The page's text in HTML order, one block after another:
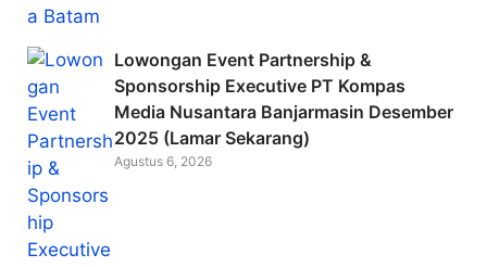
Lowongan Event Partnership &
Sponsorship Executive PT Kompas
Media Nusantara Banjarmasin Desember
2025 (Lamar Sekarang)
Agustus 6, 2026